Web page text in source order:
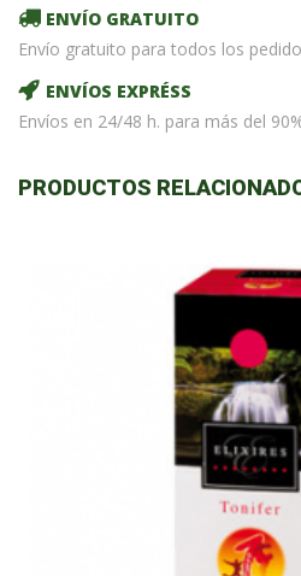
ENVÍO GRATUITO
Envío gratuito para todos los
ENVÍOS EXPRÉSS
Envíos en 24/48 h. para más del
PRODUCTOS